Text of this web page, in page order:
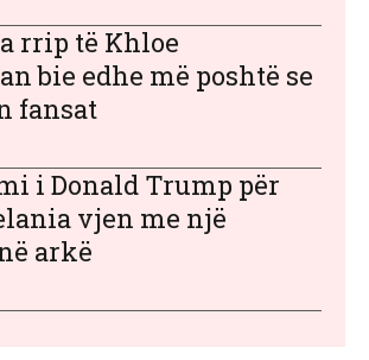
rrip të Khloe
bie edhe më poshtë se
fansat
i Donald Trump për
vjen me një
arkë